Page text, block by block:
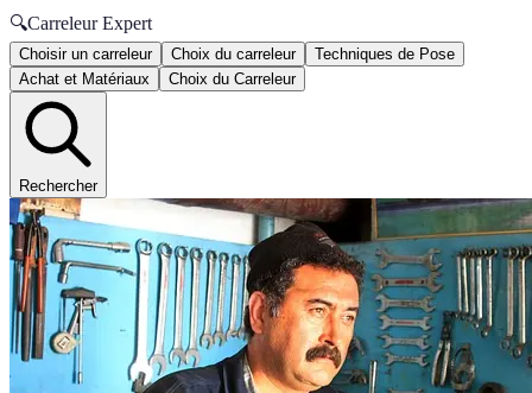
🔍Carreleur Expert
Choisir un carreleur Choix du carreleur
Techniques de Pose
Achat et Matériaux
Choix du Carreleur
Rechercher